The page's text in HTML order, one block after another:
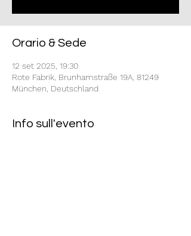
Orario & Sede
12 set 2025, 19:30
Rote Fabrik, Brunhamstraße 19A, 81249
München, Deutschland
Info sull'evento